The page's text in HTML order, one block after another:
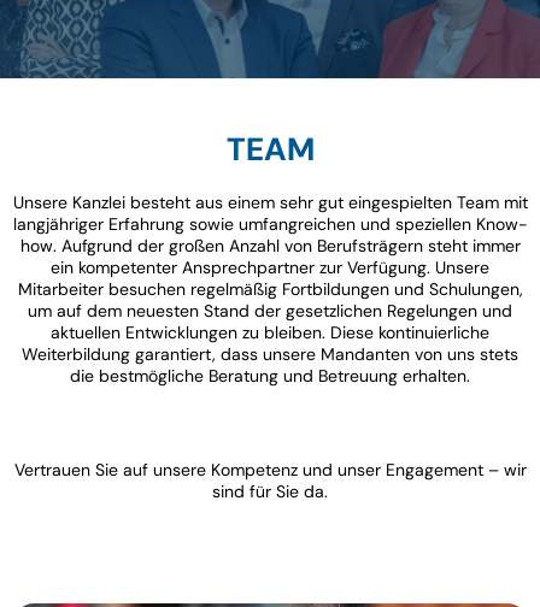
TEAM
Unsere Kanzlei besteht aus einem sehr gut eingespielten Team mit
langjähriger Erfahrung sowie umfangreichen und speziellen Know-
how. Aufgrund der großen Anzahl von Berufsträgern steht immer
ein kompetenter Ansprechpartner zur Verfügung. Unsere
Mitarbeiter besuchen regelmäßig Fortbildungen und Schulungen,
um auf dem neuesten Stand der gesetzlichen Regelungen und
aktuellen Entwicklungen zu bleiben. Diese kontinuierliche
Weiterbildung garantiert, dass unsere Mandanten von uns stets
die bestmögliche Beratung und Betreuung erhalten.
Vertrauen Sie auf unsere Kompetenz und unser Engagement – wir
sind für Sie da.